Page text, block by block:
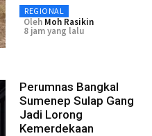
REGIONAL
Oleh Moh Rasikin
8 jam yang lalu
Perumnas Bangkal
Sumenep Sulap Gang
Jadi Lorong
Kemerdekaan